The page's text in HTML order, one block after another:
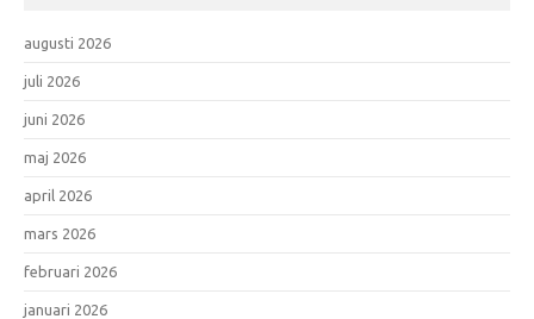
augusti 2026
juli 2026
juni 2026
maj 2026
april 2026
mars 2026
februari 2026
januari 2026